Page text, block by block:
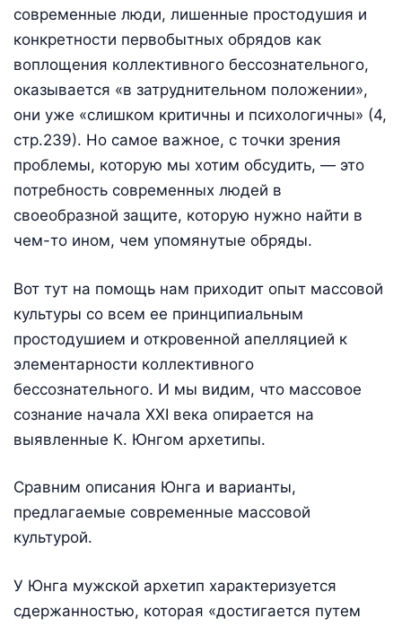
современные люди, лишенные простодушия и
конкретности первобытных обрядов как
воплощения коллективного бессознательного,
оказывается «в затруднительном положении»,
они уже «слишком критичны и психологичны» (4,
стр.239). Но самое важное, с точки зрения
проблемы, которую мы хотим обсудить, — это
потребность современных людей в
своеобразной защите, которую нужно найти в
чем-то ином, чем упомянутые обряды.
Вот тут на помощь нам приходит опыт массовой
культуры со всем ее принципиальным
простодушием и откровенной апелляцией к
элементарности коллективного
бессознательного. И мы видим, что массовое
сознание начала ХХI века опирается на
выявленные К. Юнгом архетипы.
Сравним описания Юнга и варианты,
предлагаемые современные массовой
культурой.
У Юнга мужской архетип характеризуется
сдержанностью, которая «достигается путем